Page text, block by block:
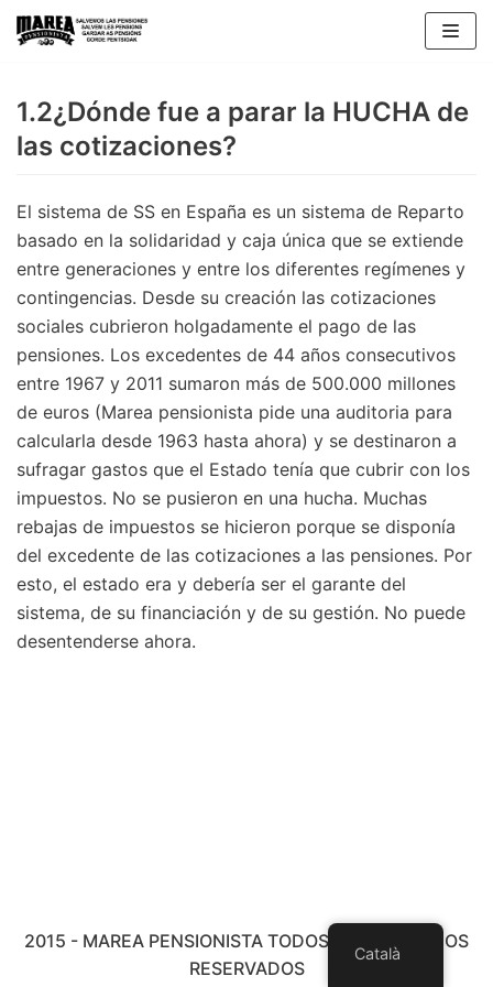
Skip
1.2¿Dónde fue a parar la HUCHA de
las cotizaciones?
El sistema de SS en España es un sistema de Reparto
basado en la solidaridad y caja única que se extiende
entre generaciones y entre los diferentes regímenes y
contingencias. Desde su creación las cotizaciones
sociales cubrieron holgadamente el pago de las
pensiones. Los excedentes de 44 años consecutivos
entre 1967 y 2011 sumaron más de 500.000 millones
de euros (Marea pensionista pide una auditoria para
calcularla desde 1963 hasta ahora) y se destinaron a
sufragar gastos que el Estado tenía que cubrir con los
impuestos. No se pusieron en una hucha. Muchas
rebajas de impuestos se hicieron porque se disponía
del excedente de las cotizaciones a las pensiones. Por
esto, el estado era y debería ser el garante del
sistema, de su financiación y de su gestión. No puede
desentenderse ahora.
2015 - MAREA PENSIONISTA TODOS LOS DERECHOS
RESERVADOS
Català